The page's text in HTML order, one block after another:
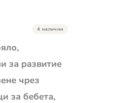
4 налични
за развитие
чрез
за бебета,